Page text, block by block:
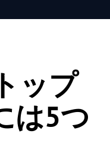
ップ
は5つ